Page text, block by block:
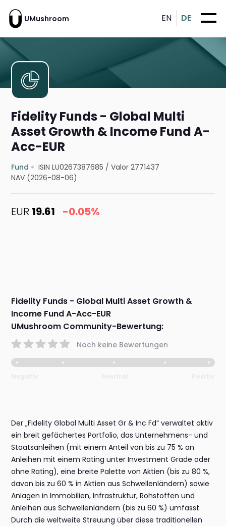
UMushroom EN DE
Fidelity Funds - Global Multi
Asset Growth & Income Fund A-
Acc-EUR
Fund ISIN LU0267387685 /Valor 2771437
NAV (2026-08-06)
EUR 19.61 -0.05%
Fidelity Funds - Global Multi Asset Growth &
Income Fund A-Acc-EUR
UMushroom Community-Bewertung:
Noch keine Bewertungen
Der „Fidelity Global Multi Asset Gr & Inc Fd“ verwaltet aktiv
ein breit gefächertes Portfolio, das Unternehmens- und
Staatsanleihen (mit einem Anteil von bis zu 75 % an
Anleihen mit einem Rating unter Investment Grade oder
ohne Rating), eine breite Palette von Aktien (bis zu 80 %,
davon bis zu 60 % in Aktien aus Schwellenländern) sowie
Anlagen in Immobilien, Infrastruktur, Rohstoffen und
Anleihen aus Schwellenländern (bis zu 60 %) umfasst.
Durch die weltweite Streuung über diese traditionellen